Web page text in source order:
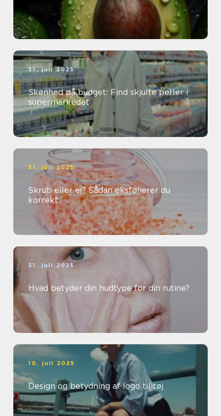
31. juli 2025
Skønhed på budget: Find skjulte perler i
supermarkedet
31. juli 2025
Skrub eller ej? Sådan eksfolierer du
korrekt
31. juli 2025
Hvad betyder din hudtype for din rutine?
10. juli 2025
Design og betydning af logo til tøj